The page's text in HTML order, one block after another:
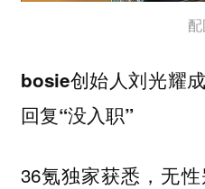
bosie创始人刘光耀
回复“没入职”
36氪独家获悉，无